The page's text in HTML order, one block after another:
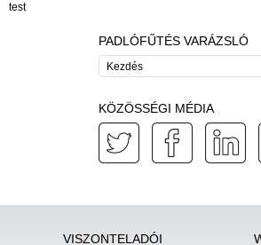
test
PADLÓFŰTÉS VARÁZSLÓ
Kezdés
KÖZÖSSÉGI MÉDIA
VISZONTELADÓI